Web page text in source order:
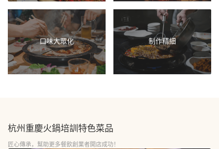
口味大眾化 制作精細
杭州重慶火鍋培訓 特色菜品
匠心傳承，幫助更多餐飲創業者開店成功！